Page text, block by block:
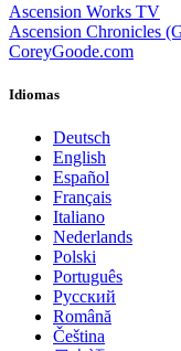
Ascension Works TV
Ascension Chronicles
CoreyGoode.com
Idiomas
Deutsch
English
Español
Français
Italiano
Nederlands
Polski
Português
Pусский
Română
Čeština